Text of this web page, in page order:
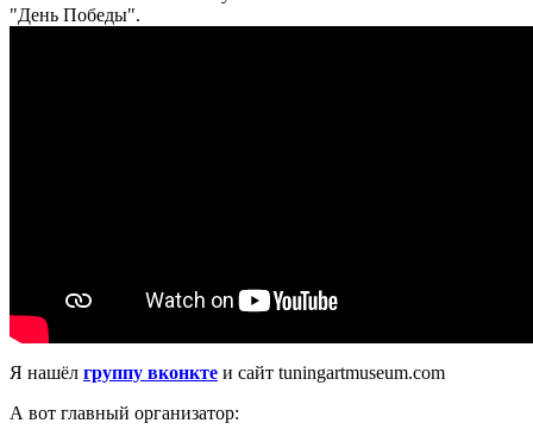
"День Победы".
Я нашёл группу вконкте и сайт tuningartmuseum.com
А вот главный организатор: